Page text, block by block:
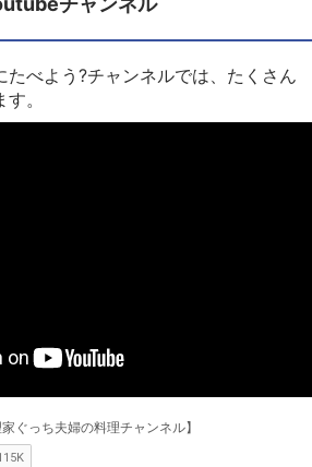
たべよう?チャンネルでは、たくさん
。